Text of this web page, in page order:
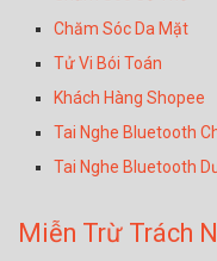
Chăm Sóc Da Mặt
Tử Vi Bói Toán
Khách Hàng Shopee
Tai Nghe Bluetooth
Tai Nghe Bluetooth
Miễn Trừ Trách